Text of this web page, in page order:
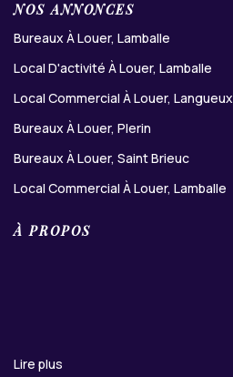
NOS ANNONCES
Bureaux À Louer, Lamballe
Local D'activité À Louer, Lamballe
Local Commercial À Louer, Langueux
Bureaux À Louer, Plerin
Bureaux À Louer, Saint Brieuc
Local Commercial À Louer, Lamballe
À PROPOS
Lire plus